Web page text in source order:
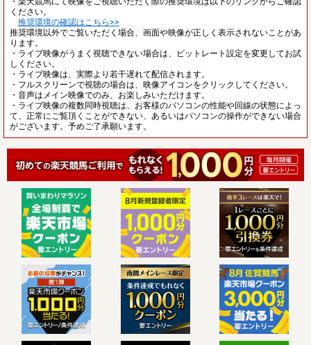
ください。
推奨環境の確認はこちら>>
推奨環境以外でご覧いただく場合、画面や映像が正しく表示されないことがあ
ります。
・ライブ映像がうまく視聴できない場合は、ビットレート設定を変更してお試
しください。
・ライブ映像は、実際より若干遅れて配信されます。
・フルスクリーンで視聴の場合は、映像アイコンをクリックしてください。
・音声はメイン映像でのみ、お楽しみいただけます。
・ライブ映像の複数同時視聴は、お客様のパソコンの性能や回線の状態によっ
て、正常にご覧頂くことができない、あるいはパソコンの操作ができない場合
がございます。予めご了承願います。